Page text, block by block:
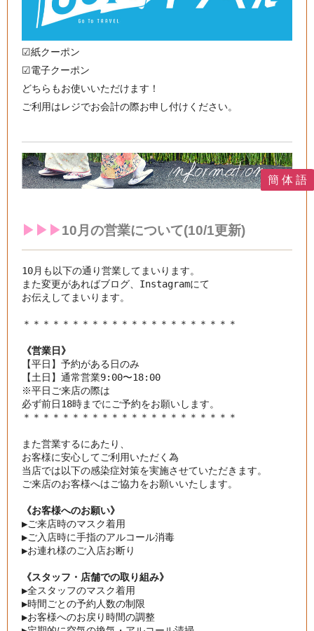
☑︎紙クーポン
☑︎電子クーポン
どちらもお使いいただけます！
ご利用はレジでお会計の際お申し付けください。
▶︎▶︎▶︎10月の営業について(10/1更新)
10月も以下の通り営業してまいります。
また変更があればブログ、Instagramにて
お伝えしてまいります。
《営業日》
【平日】予約がある日のみ
【土日】通常営業9:00〜18:00
※平日ご来店の際は
＊＊＊＊＊＊＊＊＊＊＊＊＊＊＊＊＊＊＊＊＊＊
また営業するにあたり、
お客様に安心してご利用いただく為
当店では以下の感染症対策を実施させていただきます。
ご来店のお客様へはご協力をお願いいたします。
《お客様へのお願い》
▶︎ご来店時のマスク着用
▶︎ご入店時に手指のアルコール消毒
▶︎お連れ様のご入店お断り
《スタッフ・店舗での取り組み》
▶︎全スタッフのマスク着用
▶︎時間ごとの予約人数の制限
▶︎お客様へのお戻り時間の調整
簡 体 語